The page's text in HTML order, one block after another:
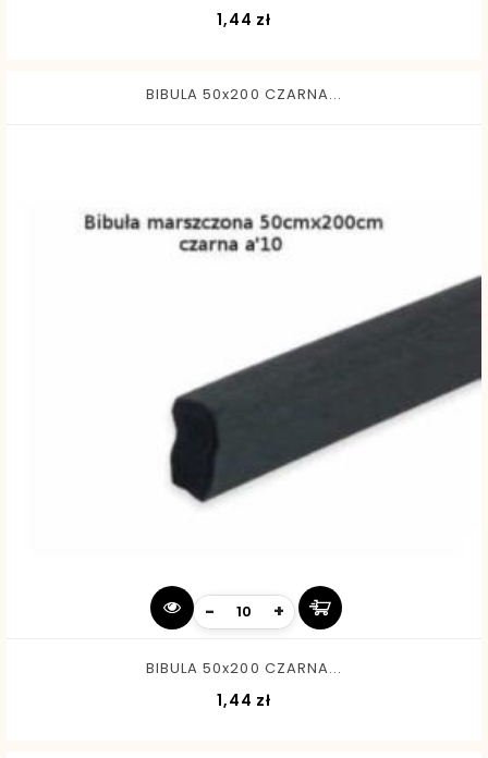
1,44 zł
BIBULA 50x200 CZARNA...
- +
BIBULA 50x200 CZARNA...
1,44 zł